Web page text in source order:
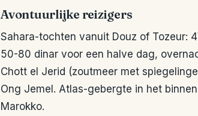
Avontuurlijke reizigers
Sahara-tochten vanuit Douz of Tozeur:
50-80 dinar voor een halve dag,
Chott el Jerid (zoutmeer met
Ong Jemel. Atlas-gebergte in het
Marokko.